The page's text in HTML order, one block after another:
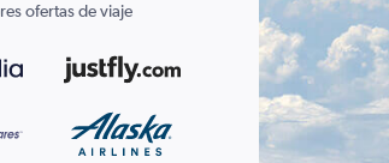
ofertas de viaje